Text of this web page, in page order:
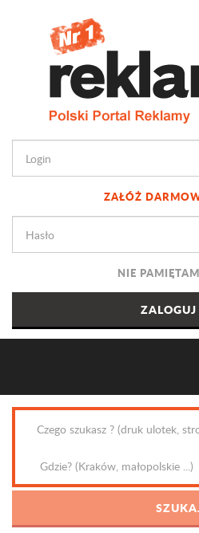
ZAŁÓŻ
NIE